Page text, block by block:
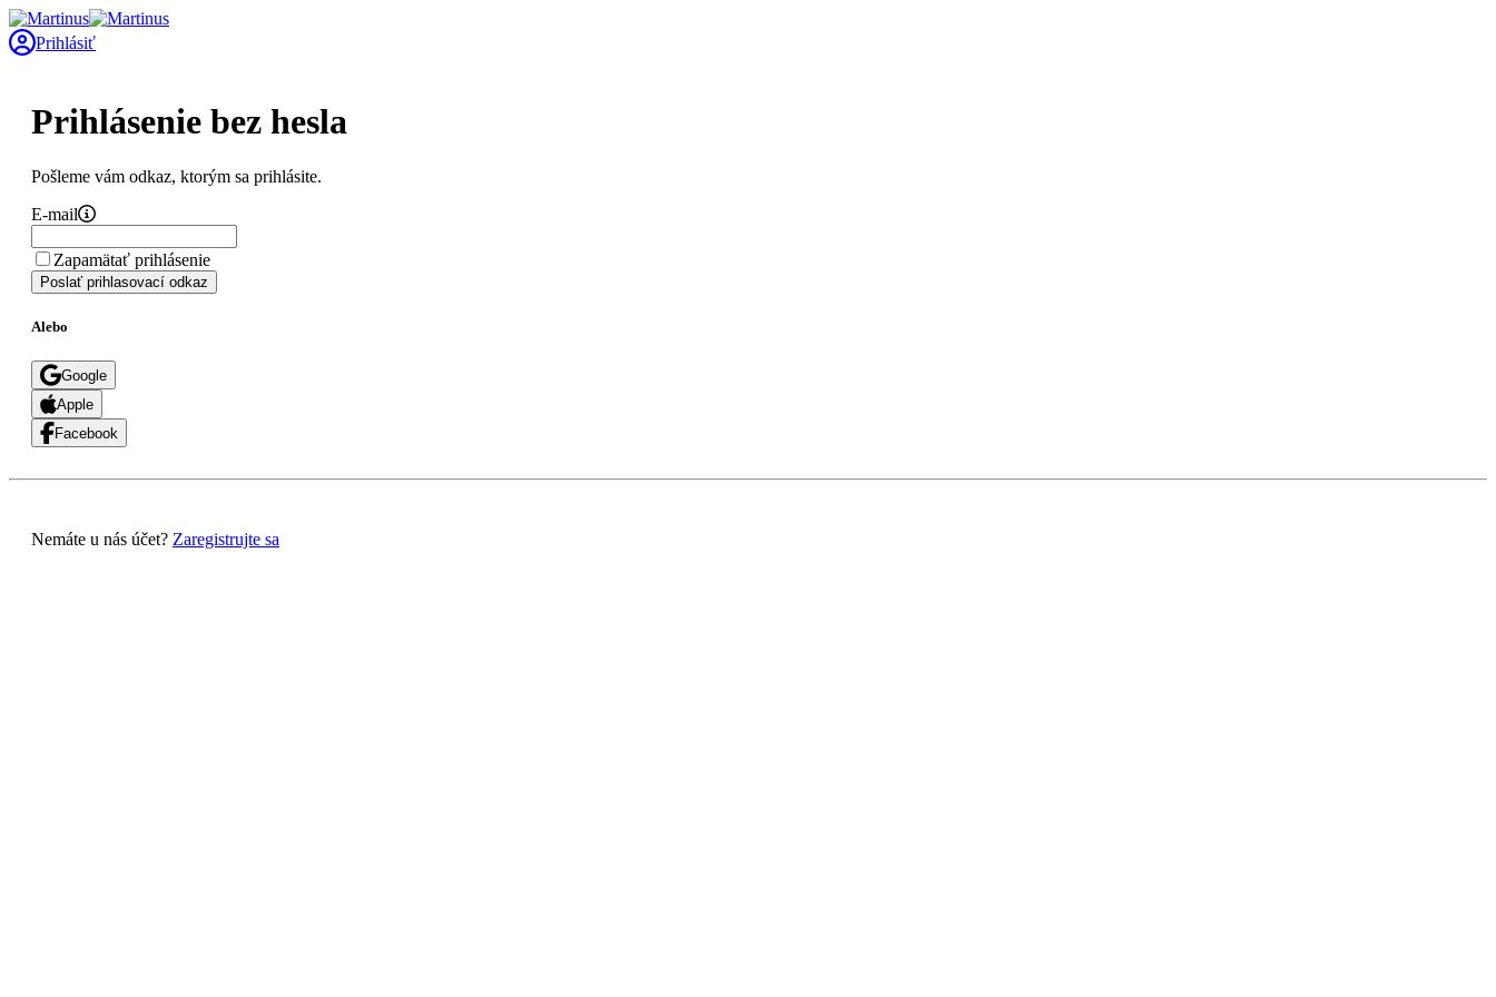
Prihlásiť
Prihlásenie bez hesla
Pošleme vám odkaz, ktorým sa prihlásite.
E-mail
Zapamätať prihlásenie
Poslať prihlasovací odkaz
Alebo
Google
Apple
Facebook
Nemáte u nás účet? Zaregistrujte sa